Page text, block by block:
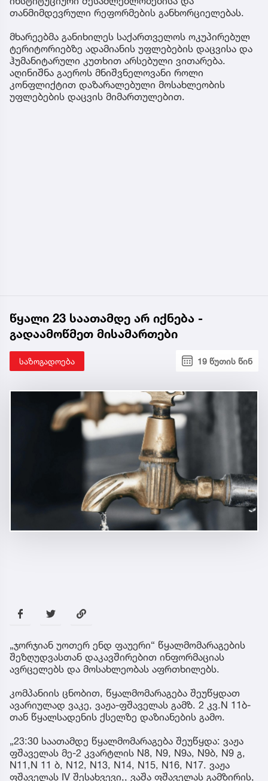
თანმიმდევრული რეფორმების განხორციელებას.
მხარეებმა განიხილეს საქართველოს ოკუპირებულ
ტერიტორიებზე ადამიანის უფლებების დაცვისა და
ჰუმანიტარული კუთხით არსებული ვითარება.
აღინიშნა გაეროს მნიშვნელოვანი როლი
კონფლიქტით დაზარალებული მოსახლეობის
უფლებების დაცვის მიმართულებით.
წყალი 23 საათამდე არ იქნება -
გადაამოწმეთ მისამართები
საზოგადოება 19 წუთის წინ
„ჯორჯიან უოთერ ენდ ფაუერი“ წყალმომარაგების
შეზღუდვასთან დაკავშირებით ინფორმაციას
ავრცელებს და მოსახლეობას აფრთხილებს.
კომპანიის ცნობით, წყალმომარაგება შეუწყდათ
ავარიულად ვაკე, ვაჟა-ფშაველას გამზ. 2 კვ.N 11ბ-
თან წყალსადენის ქსელზე დაზიანების გამო.
„23:30 საათამდე წყალმომარაგება შეუწყდა: ვაჟა
ფშაველას მე-2 კვარტლის N8, N9, N9ა, N9ბ, N9 გ,
N11,N 11 ბ, N12, N13, N14, N15, N16, N17. ვაჟა
ფშაველას IV შესახვევი,, ვაშა ფშაველას გამზირის,